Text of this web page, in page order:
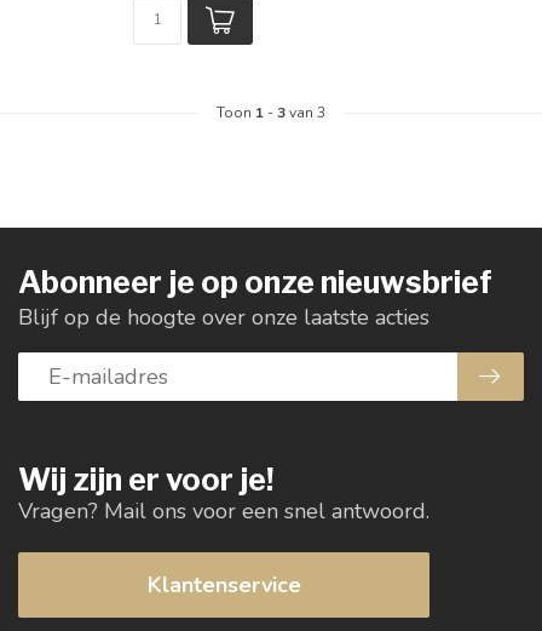
Toon 1 -3van 3
Wij zijn er voor je!
Vragen? Mail ons voor een snel antwoord.
Klantenservice
Abonneer je op onze nieuwsbrief
Blijf op de hoogte over onze laatste acties